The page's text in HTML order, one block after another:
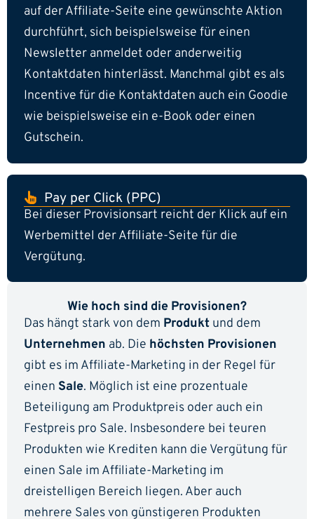
auf der Affiliate-Seite eine gewünschte Aktion
durchführt, sich beispielsweise für einen
Newsletter anmeldet oder anderweitig
Kontaktdaten hinterlässt. Manchmal gibt es als
Incentive für die Kontaktdaten auch ein Goodie
wie beispielsweise ein e-Book oder einen
Gutschein.
Pay per Click (PPC)
Bei dieser Provisionsart reicht der Klick auf ein
Werbemittel der Affiliate-Seite für die
Vergütung.
Wie hoch sind die Provisionen?
Das hängt stark von dem Produkt und dem
Unternehmen ab. Die höchsten Provisionen
gibt es im Affiliate-Marketing in der Regel für
einen Sale. Möglich ist eine prozentuale
Beteiligung am Produktpreis oder auch ein
Festpreis pro Sale. Insbesondere bei teuren
Produkten wie Krediten kann die Vergütung für
einen Sale im Affiliate-Marketing im
dreistelligen Bereich liegen. Aber auch
mehrere Sales von günstigeren Produkten